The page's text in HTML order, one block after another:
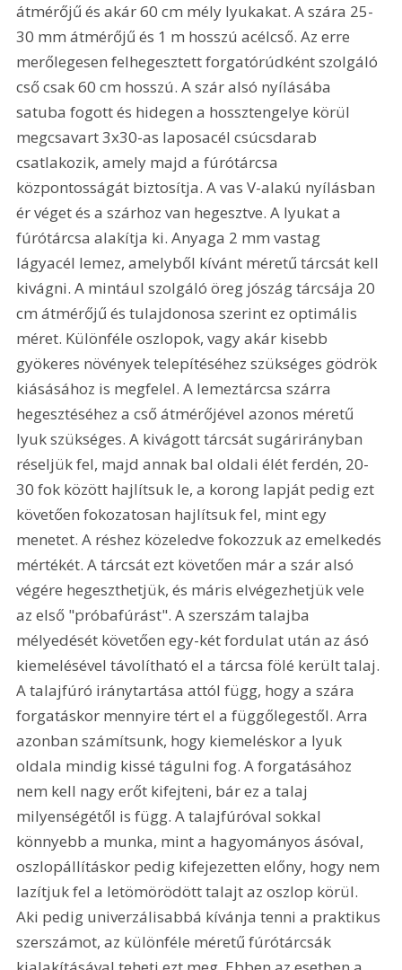
átmérőjű és akár 60 cm mély lyukakat. A szára 25-
30 mm átmérőjű és 1 m hosszú acélcső. Az erre
merőlegesen felhegesztett forgatórúdként szolgáló
cső csak 60 cm hosszú. A szár alsó nyílásába
satuba fogott és hidegen a hossztengelye körül
megcsavart 3x30-as laposacél csúcsdarab
csatlakozik, amely majd a fúrótárcsa
központosságát biztosítja. A vas V-alakú nyílásban
ér véget és a szárhoz van hegesztve. A lyukat a
fúrótárcsa alakítja ki. Anyaga 2 mm vastag
lágyacél lemez, amelyből kívánt méretű tárcsát kell
kivágni. A mintául szolgáló öreg jószág tárcsája 20
cm átmérőjű és tulajdonosa szerint ez optimális
méret. Különféle oszlopok, vagy akár kisebb
gyökeres növények telepítéséhez szükséges gödrök
kiásásához is megfelel. A lemeztárcsa szárra
hegesztéséhez a cső átmérőjével azonos méretű
lyuk szükséges. A kivágott tárcsát sugárirányban
réseljük fel, majd annak bal oldali élét ferdén, 20-
30 fok között hajlítsuk le, a korong lapját pedig ezt
követően fokozatosan hajlítsuk fel, mint egy
menetet. A réshez közeledve fokozzuk az emelkedés
mértékét. A tárcsát ezt követően már a szár alsó
végére hegeszthetjük, és máris elvégezhetjük vele
az első "próbafúrást". A szerszám talajba
mélyedését követően egy-két fordulat után az ásó
kiemelésével távolítható el a tárcsa fölé került talaj.
A talajfúró iránytartása attól függ, hogy a szára
forgatáskor mennyire tért el a függőlegestől. Arra
azonban számítsunk, hogy kiemeléskor a lyuk
oldala mindig kissé tágulni fog. A forgatásához
nem kell nagy erőt kifejteni, bár ez a talaj
milyenségétől is függ. A talajfúróval sokkal
könnyebb a munka, mint a hagyományos ásóval,
oszlopállításkor pedig kifejezetten előny, hogy nem
lazítjuk fel a letömörödött talajt az oszlop körül.
Aki pedig univerzálisabbá kívánja tenni a praktikus
szerszámot, az különféle méretű fúrótárcsák